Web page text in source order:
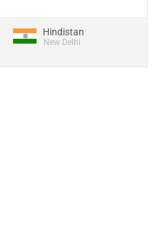
Hindistan
New Delhi